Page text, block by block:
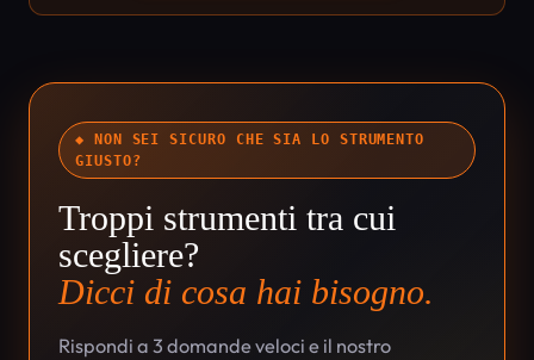
◆ NON SEI SICURO CHE SIA LO STRUMENTO
GIUSTO?
Troppi strumenti tra cui
scegliere?
Dicci di cosa hai bisogno.
Rispondi a 3 domande veloci e il nostro